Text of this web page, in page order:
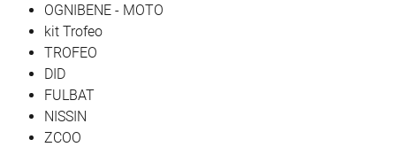
OGNIBENE - MOTO
kit Trofeo
TROFEO
DID
FULBAT
NISSIN
ZCOO